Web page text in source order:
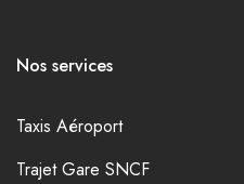
Nos services
Taxis Aéroport
Trajet Gare SNCF